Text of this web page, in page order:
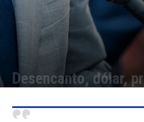
Desencanto, dólar,